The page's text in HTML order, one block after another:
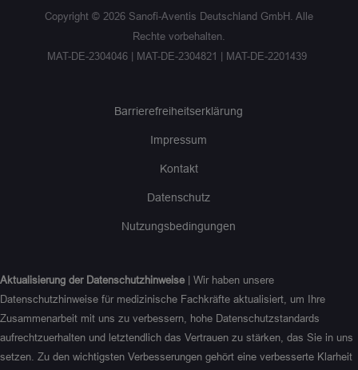
Copyright © 2026Sanofi-Aventis Deutschland GmbH. Alle
Rechte vorbehalten.
MAT-DE-2304046 | MAT-DE-2304821 | MAT-DE-2201439
Nutzungsbedingungen
Datenschutz
Kontakt
Impressum
Barrierefreiheitserklärung
Aktualisierung der Datenschutzhinweise | Wir haben unsere
Datenschutzhinweise für medizinische Fachkräfte aktualisiert, um Ihre
Zusammenarbeit mit uns zu verbessern, hohe Datenschutzstandards
aufrechtzuerhalten und letztendlich das Vertrauen zu stärken, das Sie in uns
setzen. Zu den wichtigsten Verbesserungen gehört eine verbesserte Klarheit